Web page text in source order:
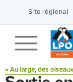
contenu
Site régional
« Au large, des